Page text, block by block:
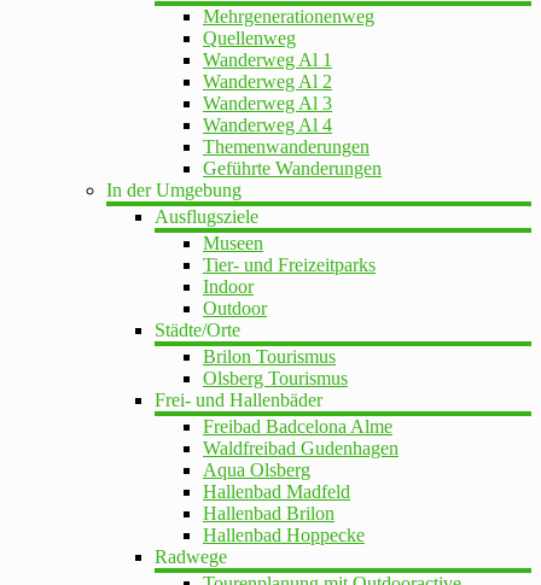
Mehrgenerationenweg
Quellenweg
Wanderweg Al 1
Wanderweg Al 2
Wanderweg Al 3
Wanderweg Al 4
Themenwanderungen
Geführte Wanderungen
In der Umgebung
Ausflugsziele
Museen
Tier- und Freizeitparks
Indoor
Outdoor
Städte/Orte
Brilon Tourismus
Olsberg Tourismus
Frei- und Hallenbäder
Freibad Badcelona Alme
Waldfreibad Gudenhagen
Aqua Olsberg
Hallenbad Madfeld
Hallenbad Brilon
Hallenbad Hoppecke
Radwege